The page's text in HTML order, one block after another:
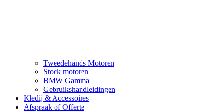
Tweedehands Motoren
Stock motoren
BMW Gamma
Gebruikshandleidingen
Kledij & Accessoires
Afspraak of Offerte